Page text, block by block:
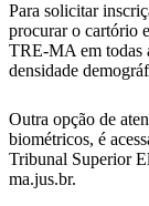
Para solicitar
procurar o cartório
TRE-MA em todas
densidade
Outra opção de
biométricos, é
Tribunal Superior
ma.jus.br.